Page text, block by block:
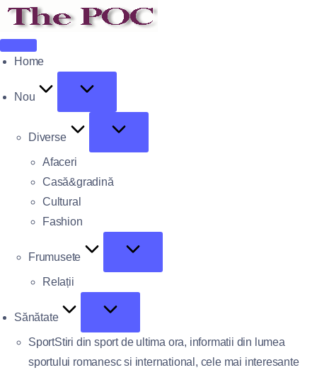
Home
Nou
Diverse
Afaceri
Casă&gradină
Cultural
Fashion
Frumusete
Relații
Sănătate
SportStiri din sport de ultima ora, informatii din lumea
sportului romanesc si international, cele mai interesante